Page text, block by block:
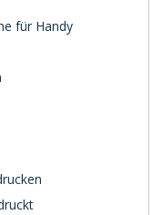
für Handy